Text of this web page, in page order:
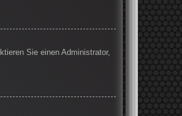
Sie einen Administrator,